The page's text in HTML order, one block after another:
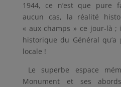
1944, ce n’est que pure
aucun cas, la réalité
« aux champs » ce jour-là ;
historique du Général
locale !
Le superbe espace
Monument et ses